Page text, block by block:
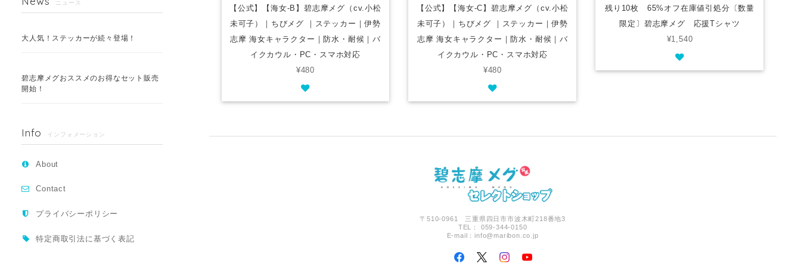
ニュース
大人気！ステッカーが続々登場！
碧志摩メグおススメのお得なセット販売
開始！
Info インフォメーション
About
Contact
プライバシーポリシー
特定商取引法に基づく表記
【公式】【海女-B】碧志摩メグ（cv.小松
未可子）｜ちびメグ ｜ステッカー｜伊勢
志摩 海女キャラクター｜防水・耐候｜バ
イクカウル・PC・スマホ対応
¥480
【公式】【海女-C】碧志摩メグ（cv.小松
未可子）｜ちびメグ ｜ステッカー｜伊勢
志摩 海女キャラクター｜防水・耐候｜バ
イクカウル・PC・スマホ対応
¥480
残り10枚 65%オフ在庫値引処分〔数量
限定〕碧志摩メグ 応援Tシャツ
¥1,540
〒510-0961 三重県四日市市波木町218番地3
TEL： 059-344-0150
E-mail：info@maribon.co.jp